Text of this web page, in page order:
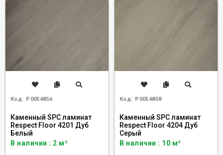
Код: Р0054856
Каменный SPC ламинат
Respect Floor 4201 Дуб
Белый
В наличии : 2 м²
Код: Р0054858
Каменный SPC ламинат
Respect Floor 4204 Дуб
Серый
В наличии : 10 м²